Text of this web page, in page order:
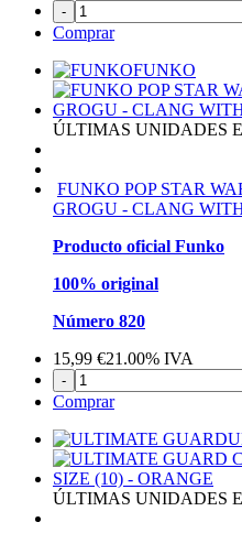
-
Comprar
FUNKO
ÚLTIMAS UNIDADES
FUNKO POP STAR
GROGU - CLANG
Producto oficial Funko
100% original
Número 820
15,99 €21.00% IVA
-
Comprar
ÚLTIMAS UNIDADES